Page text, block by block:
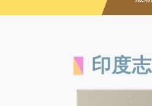
印度